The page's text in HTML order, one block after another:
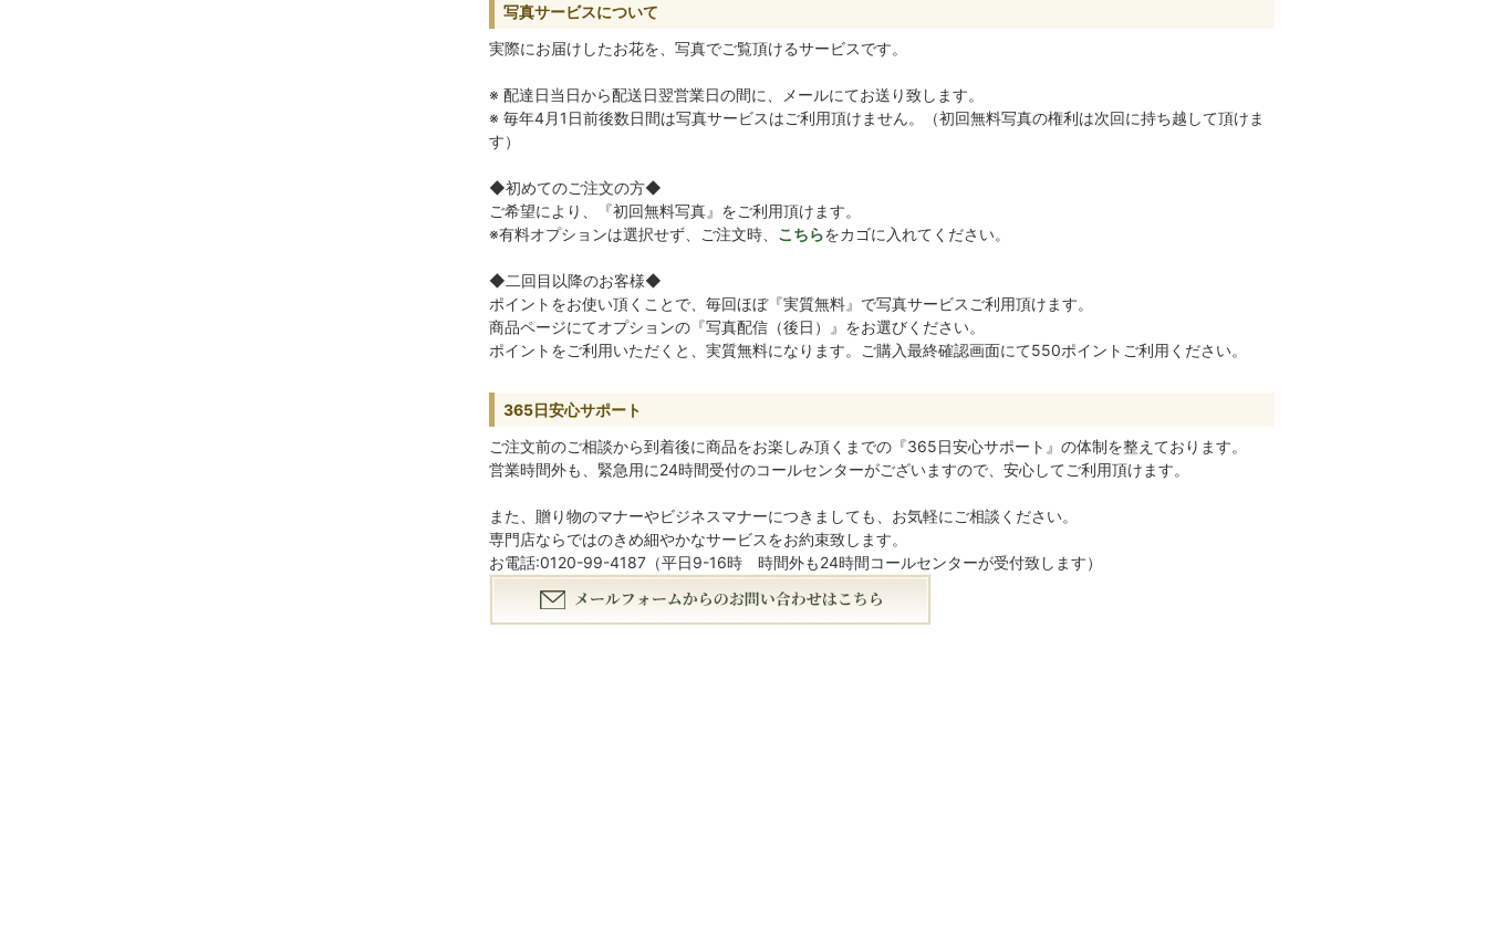
写真サービスについて
実際にお届けしたお花を、写真でご覧頂けるサービスです。
※ 配達日当日から配送日翌営業日の間に、メールにてお送り致します。
※ 毎年4月1日前後数日間は写真サービスはご利用頂けません。（初回無料写真の権利は次回に持ち越して頂けま
す）
◆初めてのご注文の方◆
ご希望により、『初回無料写真』をご利用頂けます。
※有料オプションは選択せず、ご注文時、 こちらをカゴに入れてください。
◆二回目以降のお客様◆
ポイントをお使い頂くことで、毎回ほぼ『実質無料』で写真サービスご利用頂けます。
商品ページにてオプションの『写真配信（後日）』をお選びください。
ポイントをご利用いただくと、実質無料になります。ご購入最終確認画面にて550ポイントご利用ください。
365日安心サポート
ご注文前のご相談から到着後に商品をお楽しみ頂くまでの『365日安心サポート』の体制を整えております。
営業時間外も、緊急用に24時間受付のコールセンターがございますので、安心してご利用頂けます。
また、贈り物のマナーやビジネスマナーにつきましても、お気軽にご相談ください。
専門店ならではのきめ細やかなサービスをお約束致します。
お電話:0120-99-4187（平日9-16時 時間外も24時間コールセンターが受付致します）